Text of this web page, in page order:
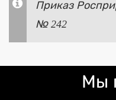
Приказ
№ 242
Мы